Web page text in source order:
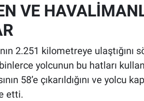
VE
2.251 kilometreye ulaştığını
yolcunun bu hatları
58’e çıkarıldığını ve yolcu
etti.